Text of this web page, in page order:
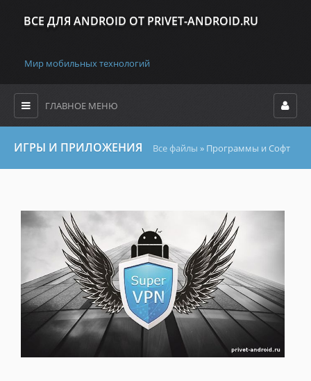
ВСЕ ДЛЯ ANDROID ОТ PRIVET-ANDROID.RU
Мир мобильных технологий
ГЛАВНОЕ МЕНЮ
ИГРЫ И ПРИЛОЖЕНИЯ Все файлы » Программы и Cофт